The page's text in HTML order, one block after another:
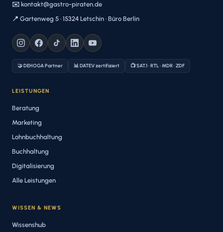
✉️ kontakt@gastro-piraten.de
📍 Gartenweg 5 · 15324 Letschin · Büro Berlin
🤝 DEHOGA Partner 📊 DATEV zertifiziert 📺 SAT.1 · RTL · MDR · ZDF
LEISTUNGEN
Beratung
Marketing
Lohnbuchhaltung
Buchhaltung
Digitalisierung
Alle Leistungen
WISSEN & NEWS
Wissenshub